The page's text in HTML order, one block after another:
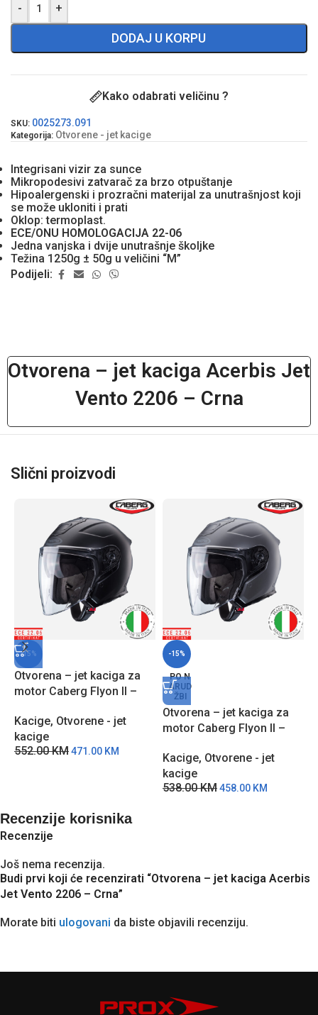
- +
DODAJ U KORPU
Kako odabrati veličinu ?
SKU: 0025273.091
Kategorija: Otvorene - jet kacige
Integrisani vizir za sunce
Mikropodesivi zatvarač za brzo otpuštanje
Hipoalergenski i prozračni materijal za unutrašnjost koji
se može ukloniti i prati
Oklop: termoplast.
ECE/ONU HOMOLOGACIJA 22-06
Jedna vanjska i dvije unutrašnje školjke
Težina 1250g ± 50g u veličini “M”
Podijeli:
Otvorena – jet kaciga Acerbis Jet
Vento 2206 – Crna
Slični proizvodi
-15%
Otvorena – jet kaciga za
motor Caberg Flyon II –
Kacige, Otvorene - jet
kacige
552.00KM471.00 KM
-15%
PO N
ARUD
ŽBI
Otvorena – jet kaciga za
motor Caberg Flyon II –
Kacige, Otvorene - jet
kacige
538.00KM458.00 KM
Recenzije korisnika
Recenzije
Još nema recenzija.
Budi prvi koji će recenzirati “Otvorena – jet kaciga Acerbis
Jet Vento 2206 – Crna”
Morate biti ulogovani da biste objavili recenziju.